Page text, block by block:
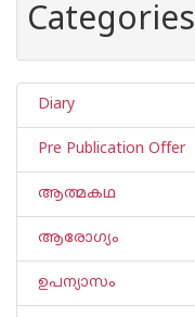
Categories
Diary
Pre Publication Offer
ആത്മകഥ
ആരോഗ്യം
ഉപന്യാസം